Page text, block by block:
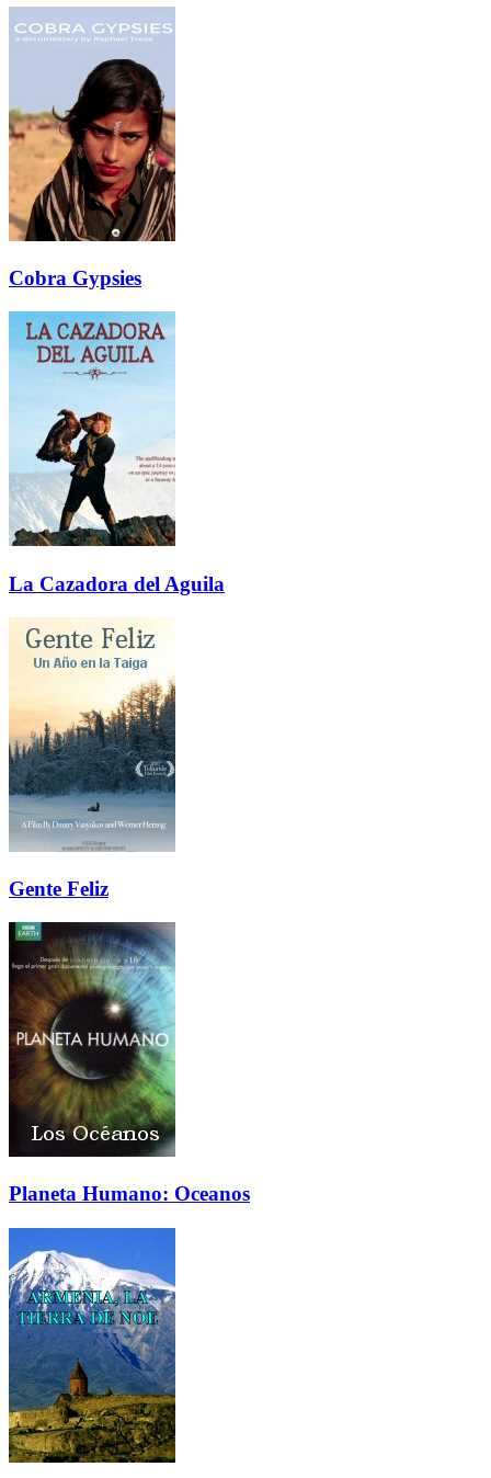
Cobra Gypsies
La Cazadora del Aguila
Gente Feliz
Planeta Humano: Oceanos